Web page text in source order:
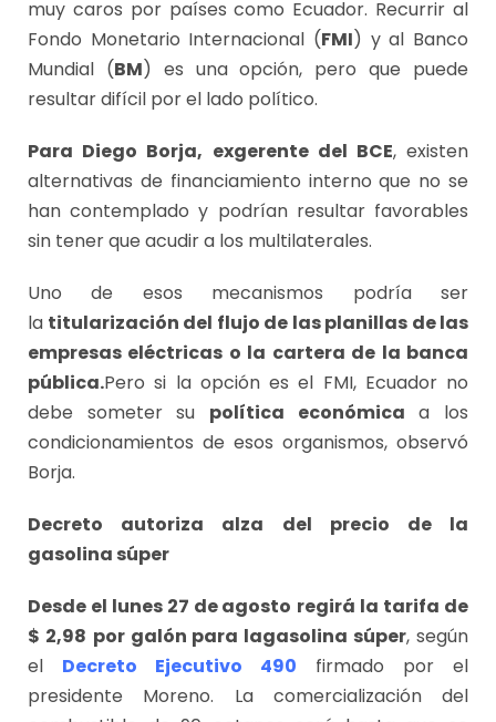
muy caros por países como Ecuador. Recurrir al
Fondo Monetario Internacional (FMI) y al Banco
Mundial (BM) es una opción, pero que puede
resultar difícil por el lado político.
Para Diego Borja, exgerente del BCE, existen
alternativas de financiamiento interno que no se
han contemplado y podrían resultar favorables
sin tener que acudir a los multilaterales.
Uno de esos mecanismos podría ser
la titularización del flujo de las planillas de las
empresas eléctricas o la cartera de la banca
pública.Pero si la opción es el FMI, Ecuador no
debe someter su política económica a los
condicionamientos de esos organismos, observó
Borja.
Decreto autoriza alza del precio de la
gasolina súper
Desde el lunes 27 de agosto regirá la tarifa de
$ 2,98 por galón para lagasolina súper, según
el Decreto Ejecutivo 490 firmado por el
presidente Moreno. La comercialización del